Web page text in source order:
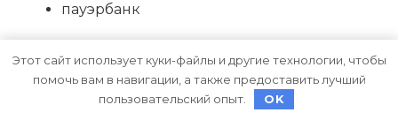
пауэрбанк
оффлайн карта (хорошо работает на
тропе maps.me)
Этот сайт использует куки-файлы и другие технологии, чтобы
помочь вам в навигации, а также предоставить лучший
пользовательский опыт.
OK